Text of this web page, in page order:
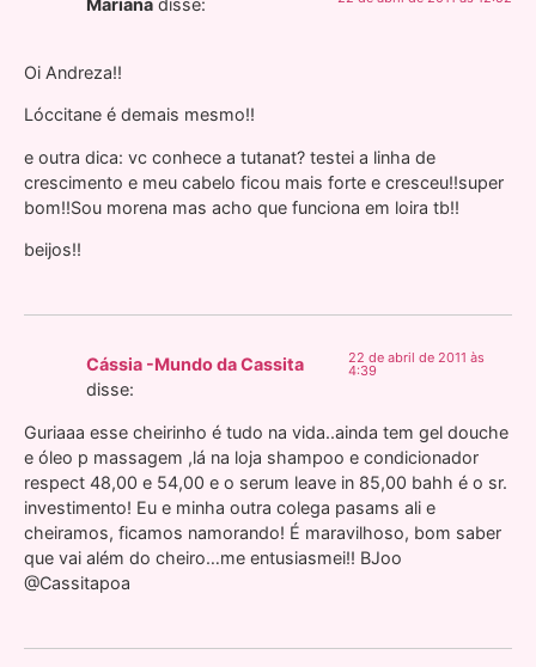
Mariana disse:
Oi Andreza!!
Lóccitane é demais mesmo!!
e outra dica: vc conhece a tutanat? testei a linha de
crescimento e meu cabelo ficou mais forte e cresceu!!super
bom!!Sou morena mas acho que funciona em loira tb!!
beijos!!
Cássia -Mundo da Cassita
disse:
22 de abril de 2011 às
4:39
Guriaaa esse cheirinho é tudo na vida..ainda tem gel douche
e óleo p massagem ,lá na loja shampoo e condicionador
respect 48,00 e 54,00 e o serum leave in 85,00 bahh é o sr.
investimento! Eu e minha outra colega pasams ali e
cheiramos, ficamos namorando! É maravilhoso, bom saber
que vai além do cheiro…me entusiasmei!! BJoo
@Cassitapoa